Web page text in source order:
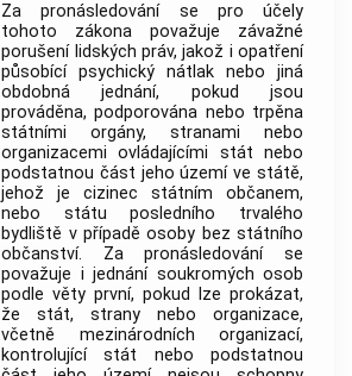
Za pronásledování se pro účely
tohoto zákona považuje závažné
porušení lidských práv, jakož i opatření
působící psychický nátlak nebo jiná
obdobná jednání, pokud jsou
prováděna, podporována nebo trpěna
státními orgány, stranami nebo
organizacemi ovládajícími stát nebo
podstatnou část jeho území ve státě,
jehož je cizinec státním občanem,
nebo státu posledního trvalého
bydliště v případě osoby bez státního
občanství. Za pronásledování se
považuje i jednání soukromých osob
podle věty první, pokud lze prokázat,
že stát, strany nebo organizace,
včetně mezinárodních organizací,
kontrolující stát nebo podstatnou